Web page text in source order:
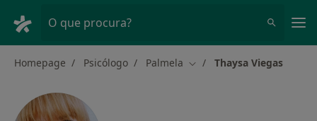
O que procura?
Homepage Psicólogo Palmela Mudar de cidade
Thaysa Viegas